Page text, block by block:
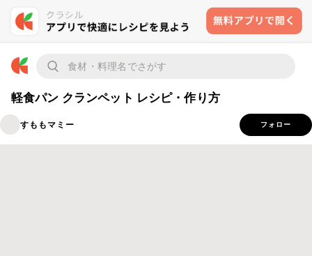
軽食パン クランペット レシピ・作り方
すももマミー フォロー